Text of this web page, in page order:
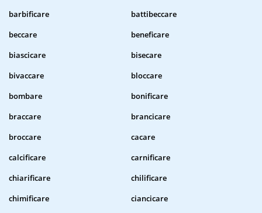
barbificare
battibeccare
beccare
beneficare
biascicare
bisecare
bivaccare
bloccare
bombare
bonificare
braccare
brancicare
broccare
cacare
calcificare
carnificare
chiarificare
chilificare
chimificare
ciancicare